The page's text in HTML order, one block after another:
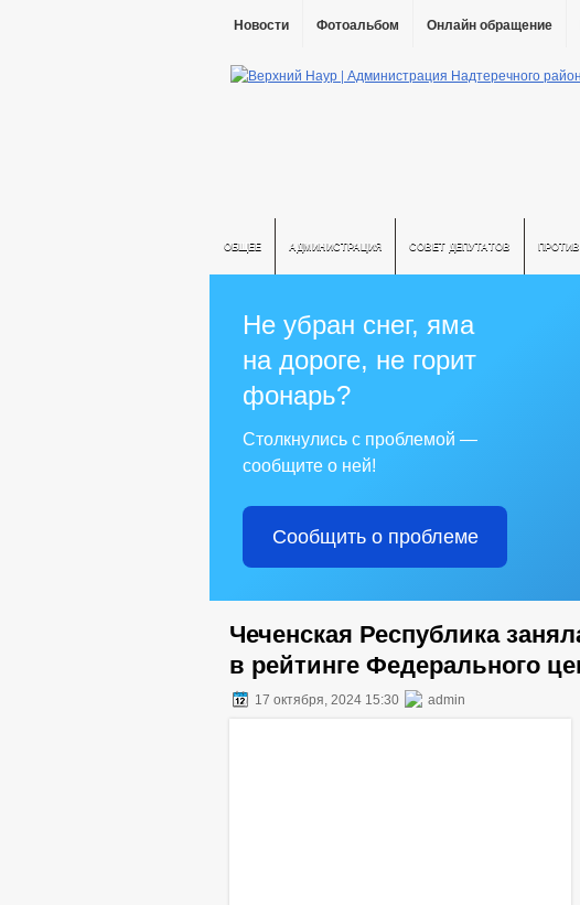
Новости Фотоальбом Онлайн обращение
ОБЩЕЕ АДМИНИСТРАЦИЯ СОВЕТ ДЕПУТАТОВ
Не убран снег, яма
на дороге, не горит
фонарь?
Столкнулись с проблемой —
сообщите о ней!
Сообщить о проблеме
Чеченская Республика
в рейтинге Федерального
17 октября, 2024 15:30 admin